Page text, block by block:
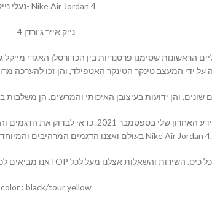
נעלי נייק- Nike Air Jordan 4
נייק אייר ג’ורדן 4
בעולם ואצנו הדגמים המרהיבים והמיוחדים שלהם והעדכנית ביותר של נעלי Nike Air Jordan 4.
color : black/tour yellow